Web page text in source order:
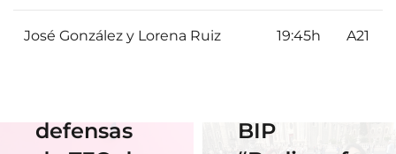
José González y Lorena Ruiz 19:45h A21
Horario y
acceso al
defensas
Gráfico
participan
BIP
18 Noviembre
2025